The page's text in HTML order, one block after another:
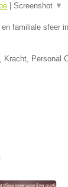
| Screenshot ▼
familiale sfeer
Kracht, Personal